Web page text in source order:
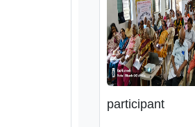
participant